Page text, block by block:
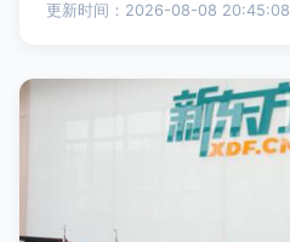
更新时间：2026-08-08 20:45:08